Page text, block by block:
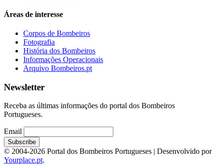
Áreas de interesse
Corpos de Bombeiros
Fotografia
História dos Bombeiros
Informações Operacionais
Arquivo Bombeiros.pt
Newsletter
Receba as últimas informações do portal dos Bombeiros
Portugueses.
Email
© 2004-2026 Portal dos Bombeiros Portugueses | Desenvolvido por
Yourplace.pt.